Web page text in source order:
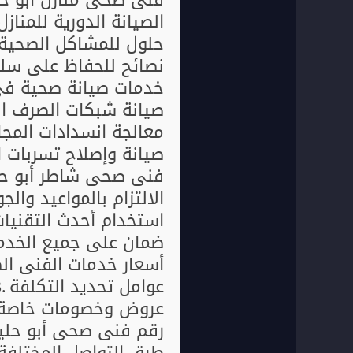
الصيانة الدورية
حلول للمشاكل الصحية
نصائح للحفاظ على
خدمات صيانة صحية
صيانة شبكات الصرف
معالجة انسدادات
صيانة وإصلاح تسربات
فني صحي شاطر أبو
الالتزام بالمواعيد
استخدام أحدث
ضمان على جميع
أسعار خدمات الفني
عوامل تحديد التكلفة
عروض وخصومات
رقم فني صحي أبو